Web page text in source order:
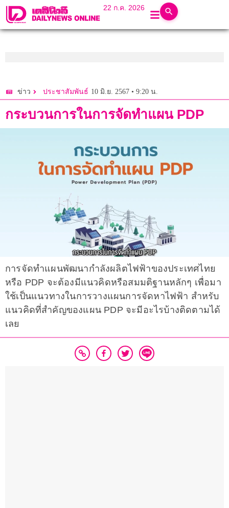
22 ก.ค. 2026
ข่าว ประชาสัมพันธ์ 10 มิ.ย. 2567 • 9:20 น.
กระบวนการในการจัดทำแผน PDP
การจัดทำแผนพัฒนากำลังผลิตไฟฟ้าของประเทศไทย
หรือ PDP จะต้องมีแนวคิดหรือสมมติฐานหลักๆ เพื่อมา
ใช้เป็นแนวทางในการวางแผนการจัดหาไฟฟ้า สำหรับ
แนวคิดที่สำคัญของแผน PDP จะมีอะไรบ้างติดตามได้
เลย